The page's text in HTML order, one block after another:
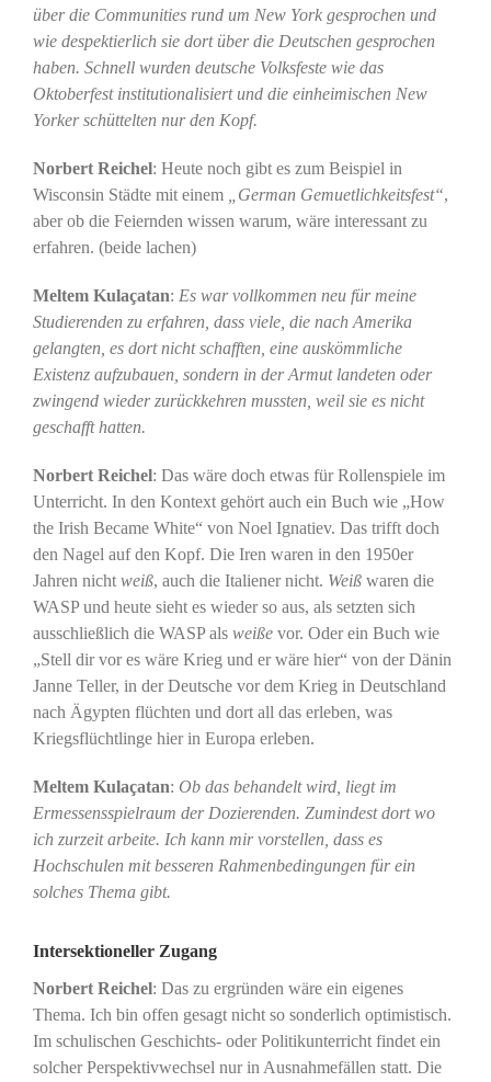
über die Communities rund um New York gesprochen und
wie despektierlich sie dort über die Deutschen gesprochen
haben. Schnell wurden deutsche Volksfeste wie das
Oktoberfest institutionalisiert und die einheimischen New
Yorker schüttelten nur den Kopf.
Norbert Reichel: Heute noch gibt es zum Beispiel in
Wisconsin Städte mit einem
„German Gemuetlichkeitsfest“,
aber ob die Feiernden wissen warum, wäre interessant zu
erfahren. (beide lachen)
Meltem Kulaçatan: Es war vollkommen neu für meine
Studierenden zu erfahren, dass viele, die nach Amerika
gelangten, es dort nicht schafften, eine auskömmliche
Existenz aufzubauen, sondern in der Armut landeten oder
zwingend wieder zurückkehren mussten, weil sie es nicht
geschafft hatten.
Norbert Reichel: Das wäre doch etwas für Rollenspiele im
Unterricht. In den Kontext gehört auch ein Buch wie „How
the Irish Became White“ von Noel Ignatiev. Das trifft doch
den Nagel auf den Kopf. Die Iren waren in den 1950er
Jahren nicht weiß, auch die Italiener nicht. Weißwaren die
WASP und heute sieht es wieder so aus, als setzten sich
ausschließlich die WASP als weißevor. Oder ein Buch wie
„Stell dir vor es wäre Krieg und er wäre hier“ von der Dänin
Janne Teller, in der Deutsche vor dem Krieg in Deutschland
nach Ägypten flüchten und dort all das erleben, was
Kriegsflüchtlinge hier in Europa erleben.
Meltem Kulaçatan: Ob das behandelt wird, liegt im
Ermessensspielraum der Dozierenden. Zumindest dort wo
ich zurzeit arbeite. Ich kann mir vorstellen, dass es
Hochschulen mit besseren Rahmenbedingungen für ein
solches Thema gibt.
Intersektioneller Zugang
Norbert Reichel: Das zu ergründen wäre ein eigenes
Thema. Ich bin offen gesagt nicht so sonderlich optimistisch.
Im schulischen Geschichts- oder Politikunterricht findet ein
solcher Perspektivwechsel nur in Ausnahmefällen statt. Die